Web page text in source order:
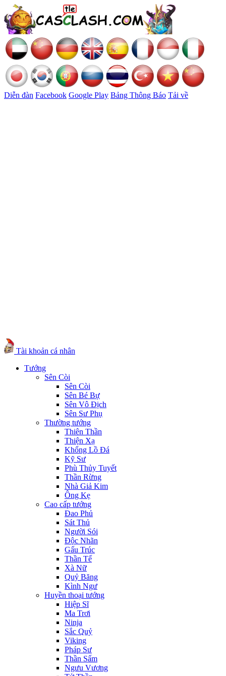
Diễn đàn Facebook Google Play Bảng Thông Báo Tải về
Tài khoản cá nhân
Tướng
Sên Còi
Sên Còi
Sên Bé Bự
Sên Vô Địch
Sên Sư Phụ
Thường tướng
Thiên Thần
Thiện Xạ
Khổng Lồ Đá
Kỹ Sư
Phù Thủy Tuyết
Thần Rừng
Nhà Giả Kim
Ông Kẹ
Cao cấp tướng
Đao Phủ
Sát Thủ
Người Sói
Độc Nhãn
Gấu Trúc
Thần Tế
Xà Nữ
Quỷ Băng
Kình Ngư
Huyền thoại tướng
Hiệp Sĩ
Ma Trơi
Ninja
Sắc Quỷ
Viking
Pháp Sư
Thần Sấm
Ngưu Vương